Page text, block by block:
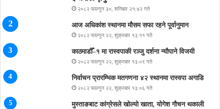
२०८२ फाल्गुन ३०, शनिबार २१:४२ गते
आज अधिकांश स्थानमा मौसम सफा रहने पूर्वानुमान
२०८२ फाल्गुन २२, शुक्रबार १३:११ गते
काठमाडौँ–१ मा रास्वपाकी रञ्जु दर्शना न्यौपाने विजयी
२०८२ फाल्गुन २२, शुक्रबार १३:०९ गते
निर्वाचन प्रारम्भिक मतगणना ४२ स्थानमा रास्वपा अगाडि
२०८२ फाल्गुन २२, शुक्रबार १३:०६ गते
मुस्ताङबाट कांग्रेसले खोल्यो खाता, योगेश गौचन थकाली